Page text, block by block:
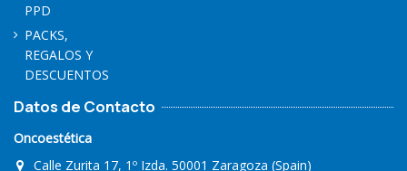
PPD
PACKS,
REGALOS Y
DESCUENTOS
Datos de Contacto
Oncoestética
Calle Zurita 17, 1º Izda. 50001 Zaragoza (Spain)